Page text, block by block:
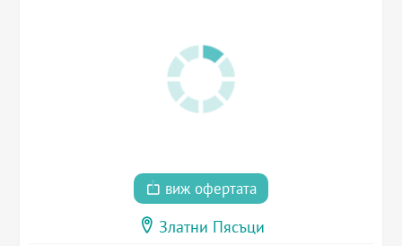
виж офертата
Златни Пясъци